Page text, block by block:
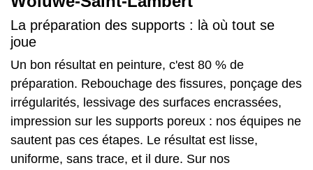
La préparation des supports : là où tout se
joue
Un bon résultat en peinture, c'est 80 % de
préparation. Rebouchage des fissures, ponçage des
irrégularités, lessivage des surfaces encrassées,
impression sur les supports poreux : nos équipes ne
sautent pas ces étapes. Le résultat est lisse,
uniforme, sans trace, et il dure. Sur nos